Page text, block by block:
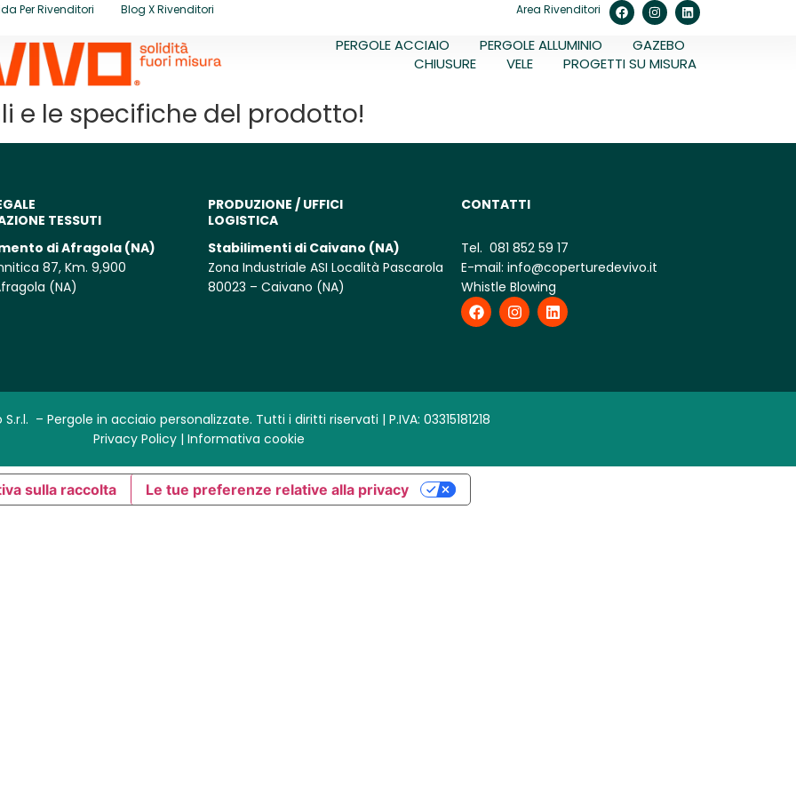
Per Rivenditori Blog X Rivenditori Area Rivenditori
PERGOLE ACCIAIO PERGOLE ALLUMINIO
GAZEBO
CHIUSURE
VELE PROGETTI SU MISURA
e le specifiche del prodotto!
TESSUTI
di Afragola (NA)
87, Km. 9,900
(NA)
PRODUZIONE / UFFICI
LOGISTICA
Stabilimenti di Caivano (NA)
Zona Industriale ASI Località Pascarola
80023 – Caivano (NA)
CONTATTI
Tel. 081 852 59 17
E-mail: info@coperturedevivo.it
Whistle Blowing
– Pergole in acciaio personalizzate. Tutti i diritti riservati | P.IVA: 03315181218
Privacy Policy | Informativa cookie
sulla raccolta Le tue preferenze relative alla privacy